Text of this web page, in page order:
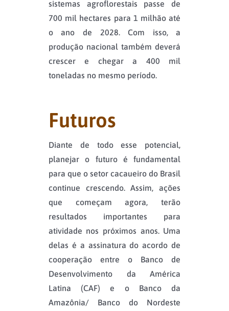
sistemas agroflorestais passe de
700 mil hectares para 1 milhão até
o ano de 2028. Com isso, a
produção nacional também deverá
crescer e chegar a 400 mil
toneladas no mesmo período.
Futuros
Diante de todo esse potencial,
planejar o futuro é fundamental
para que o setor cacaueiro do Brasil
continue crescendo. Assim, ações
que começam agora, terão
resultados importantes para
atividade nos próximos anos. Uma
delas é a assinatura do acordo de
cooperação entre o Banco de
Desenvolvimento da América
Latina (CAF) e o Banco da
Amazônia/ Banco do Nordeste